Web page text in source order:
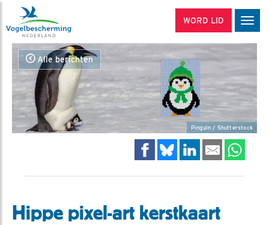
WORD LID
Alle berichten
Pinguïn / Shutterstock
Hippe pixel-art kerstkaart